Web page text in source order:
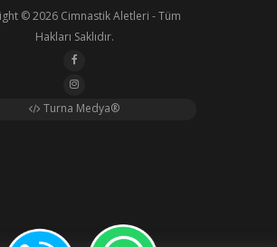
© 2026 Cimnastik Aletleri - Tüm
Hakları Saklıdır.
Turna Medya®